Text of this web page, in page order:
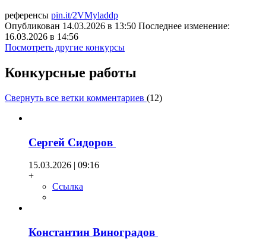
референсы pin.it/2VMyladdp
Опубликован 14.03.2026 в 13:50 Последнее изменение:
16.03.2026 в 14:56
Посмотреть другие конкурсы
Конкурсные работы
Свернуть все ветки комментариев (12)
Сергей Сидоров
15.03.2026 | 09:16
+
Ссылка
Константин Виноградов